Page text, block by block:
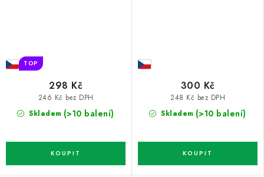
TOP
Skladem (>10 balení)
246 Kč bez DPH
298 Kč
Skladem (>10 balení)
248 Kč bez DPH
300 Kč